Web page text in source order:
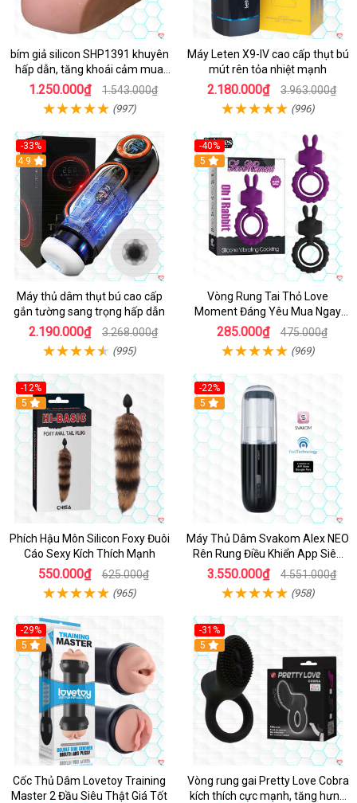
bím giả silicon SHP1391 khuyên
hấp dẫn, tăng khoái cảm mua
ngay
1.250.000₫ 1.543.000₫
(997)
Máy Leten X9-IV cao cấp thụt bú
mút rên tỏa nhiệt mạnh
2.180.000₫ 3.963.000₫
(996)
-33%
Hot
4.9
Máy thủ dâm thụt bú cao cấp
gắn tường sang trọng hấp dẫn
2.190.000₫ 3.268.000₫
(995)
-40%
5
Vòng Rung Tai Thỏ Love
Moment Đáng Yêu Mua Ngay
Giá Tốt
285.000₫ 475.000₫
(969)
-12%
Hot
5
Phích Hậu Môn Silicon Foxy Đuôi
Cáo Sexy Kích Thích Mạnh
550.000₫ 625.000₫
(965)
-22%
5
Máy Thủ Dâm Svakom Alex NEO
Rên Rung Điều Khiển App Siêu
Phê
3.550.000₫ 4.551.000₫
(958)
-29%
Hot
5
Cốc Thủ Dâm Lovetoy Training
Master 2 Đầu Siêu Thật Giá Tốt
-31%
5
Vòng rung gai Pretty Love Cobra
kích thích cực mạnh, tăng hưng